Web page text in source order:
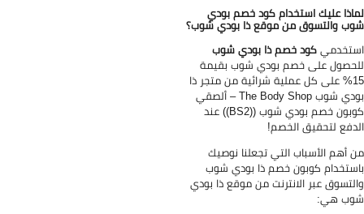
عليك استخدام كود خصم بودي
والتسوق من موقع ذا بودي شوب؟
كود خصم ذا بودي شوب
على خصم بودي شوب بقيمة
15% على كل عملية شرائية من متجر ذا
بودي شوب The Body Shop – ألصقي
كوبون خصم بودي شوب ((BS2)) عند
لتحقيق الخصم!
أهم الأسباب التي تجعلنا نوصيك
كوبون خصم ذا بودي شوب
عبر الانترنت من موقع ذا بودي
هي: